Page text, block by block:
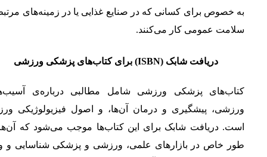
به خصوص برای کسانی که در صنایع غذایی یا در زمینه‌های
سلامت عمومی کار می‌کنند.
دریافت شابک (ISBN) برای کتاب‌های پزشکی ورزشی
کتاب‌های پزشکی ورزشی شامل مطالبی درباره‌ی
ورزشی، پیشگیری و درمان آن‌ها، و اصول فیزیولوژیکی
است. دریافت شابک برای این کتاب‌ها موجب می‌شود که
طور خاص در بازارهای علمی، ورزشی و پزشکی شناسایی و